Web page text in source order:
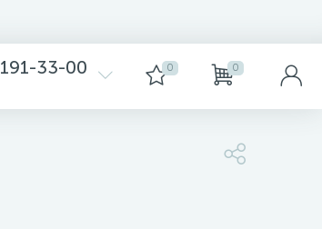
191-33-00 0 0